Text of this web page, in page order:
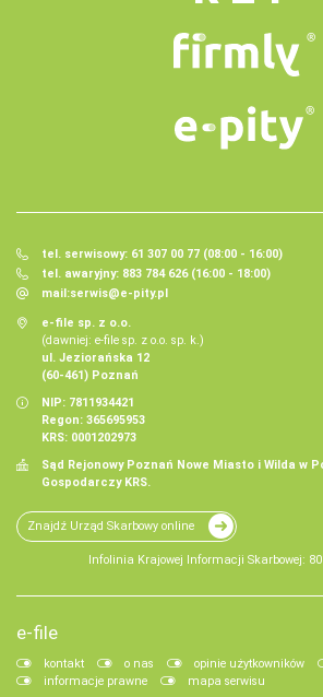
tel. serwisowy: 61 307 00 77 (08:00 - 16:00)
tel. awaryjny: 883 784 626 (16:00 - 18:00)
mail:serwis@e-pity.pl
e-file sp. z o.o.
(dawniej: e-file sp. z o.o. sp. k.)
ul. Jeziorańska 12
(60-461) Poznań
NIP: 7811934421
Regon: 365695953
KRS: 0001202973
Sąd Rejonowy Poznań Nowe Miasto i Wilda w
Gospodarczy KRS.
Znajdź Urząd Skarbowy online
Infolinia Krajowej Informacji Skarbowej:
e-file
kontakt o nas opinie użytkowników
informacje prawne
mapa serwisu